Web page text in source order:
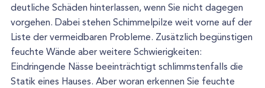
deutliche Schäden hinterlassen, wenn Sie nicht dagegen
vorgehen. Dabei stehen Schimmelpilze weit vorne auf der
Liste der vermeidbaren Probleme. Zusätzlich begünstigen
feuchte Wände aber weitere Schwierigkeiten:
Eindringende Nässe beeinträchtigt schlimmstenfalls die
Statik eines Hauses. Aber woran erkennen Sie feuchte